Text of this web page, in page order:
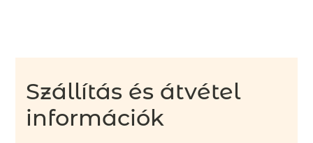
Szállítás és átvétel
információk